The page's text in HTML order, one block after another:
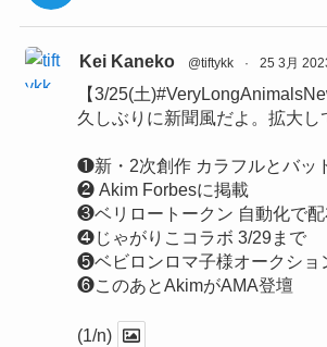
Kei Kaneko @tiftykk · 25 3月
【3/25(土
久しぶりに新聞風だよ。拡大し
❶新・2次創作 カラフルとバッ
❷ Akim Forbesに掲載
❸ベリロートークン 自動化で配
❹じゃがりこコラボ 3/29まで
❺ベビロンロマ子様オークショ
❻このあとAkimがAMA登壇
(1/n)